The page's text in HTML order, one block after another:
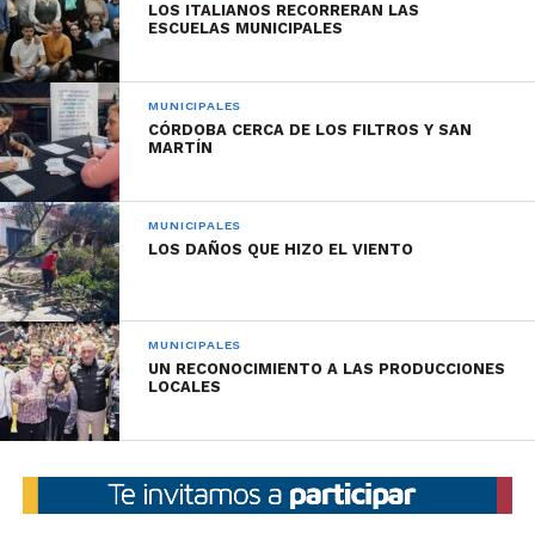
LOS ITALIANOS RECORRERAN LAS
ESCUELAS MUNICIPALES
MUNICIPALES
CÓRDOBA CERCA DE LOS FILTROS Y SAN
MARTÍN
MUNICIPALES
LOS DAÑOS QUE HIZO EL VIENTO
MUNICIPALES
UN RECONOCIMIENTO A LAS PRODUCCIONES
LOCALES